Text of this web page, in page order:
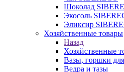
Шоколад
Экосоль
Эликсир
Хозяйственные товары
Назад
Хозяйственные
Вазы, горшки
Ведра и тазы